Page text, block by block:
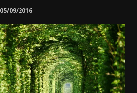
05/09/2016